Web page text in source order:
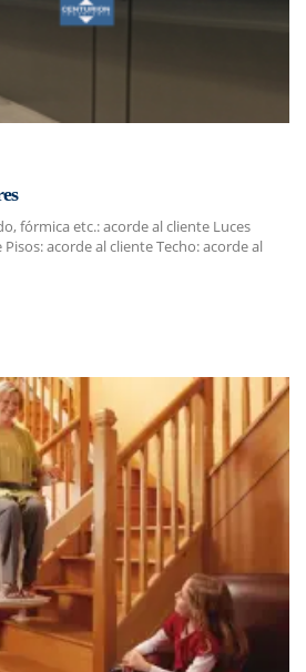
fórmica etc.: acorde al cliente Luces
acorde al cliente Techo: acorde al